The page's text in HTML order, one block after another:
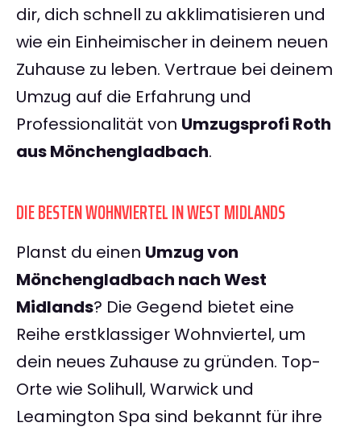
dir, dich schnell zu akklimatisieren und
wie ein Einheimischer in deinem neuen
Zuhause zu leben. Vertraue bei deinem
Umzug auf die Erfahrung und
Professionalität von Umzugsprofi Roth
aus Mönchengladbach.
DIE BESTEN WOHNVIERTEL IN WEST MIDLANDS
Planst du einen Umzug von
Mönchengladbach nach West
Midlands? Die Gegend bietet eine
Reihe erstklassiger Wohnviertel, um
dein neues Zuhause zu gründen. Top-
Orte wie Solihull, Warwick und
Leamington Spa sind bekannt für ihre